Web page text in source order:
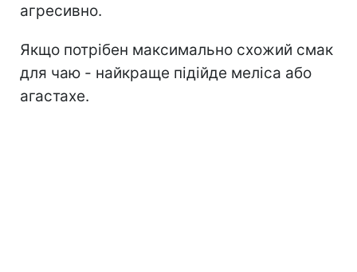
агресивно.
Якщо потрібен максимально схожий смак
для чаю - найкраще підійде меліса або
агастахе.